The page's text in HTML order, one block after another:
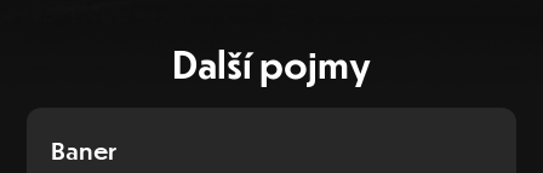
Další pojmy
Baner